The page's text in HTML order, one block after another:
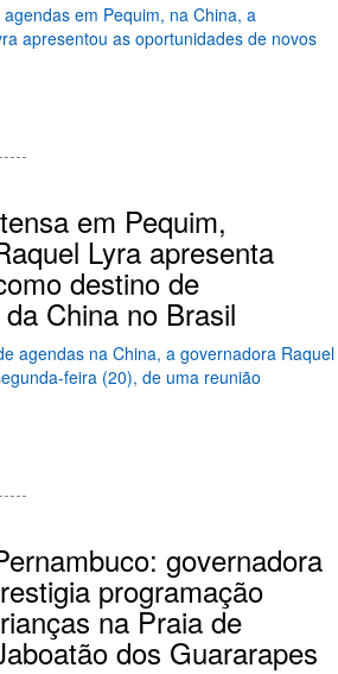
em Pequim, na China, a
apresentou as oportunidades de novos
em Pequim,
Lyra apresenta
destino de
China no Brasil
agendas na China, a governadora Raquel
feira (20), de uma reunião
governadora
programação
na Praia de
dos Guararapes